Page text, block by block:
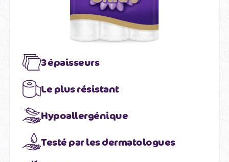
3 épaisseurs
Le plus résistant
Hypoallergénique
Testé par les dermatologues